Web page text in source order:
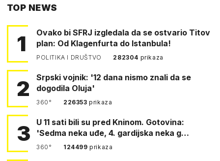
TOP NEWS
1
Ovako bi SFRJ izgledala da se ostvario Titov
plan: Od Klagenfurta do Istanbula!
POLITIKA I DRUŠTVO 282304 prikaza
2
Srpski vojnik: '12 dana nismo znali da se
dogodila Oluja'
360° 226353prikaza
3
U 11 sati bili su pred Kninom. Gotovina:
'Sedma neka uđe, 4. gardijska neka g…
360° 124499prikaza